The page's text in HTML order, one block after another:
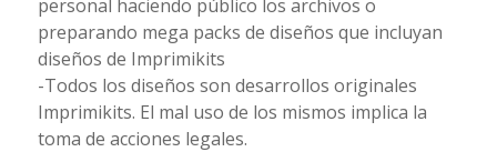
personal haciendo público los archivos o
preparando mega packs de diseños que incluyan
diseños de Imprimikits
-Todos los diseños son desarrollos originales
Imprimikits. El mal uso de los mismos implica la
toma de acciones legales.